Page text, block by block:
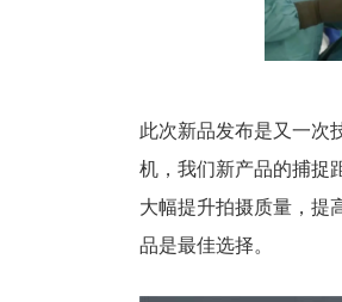
此次新品发布是又一次
机，我们新产品的捕捉
大幅提升拍摄质量，提
品是最佳选择。